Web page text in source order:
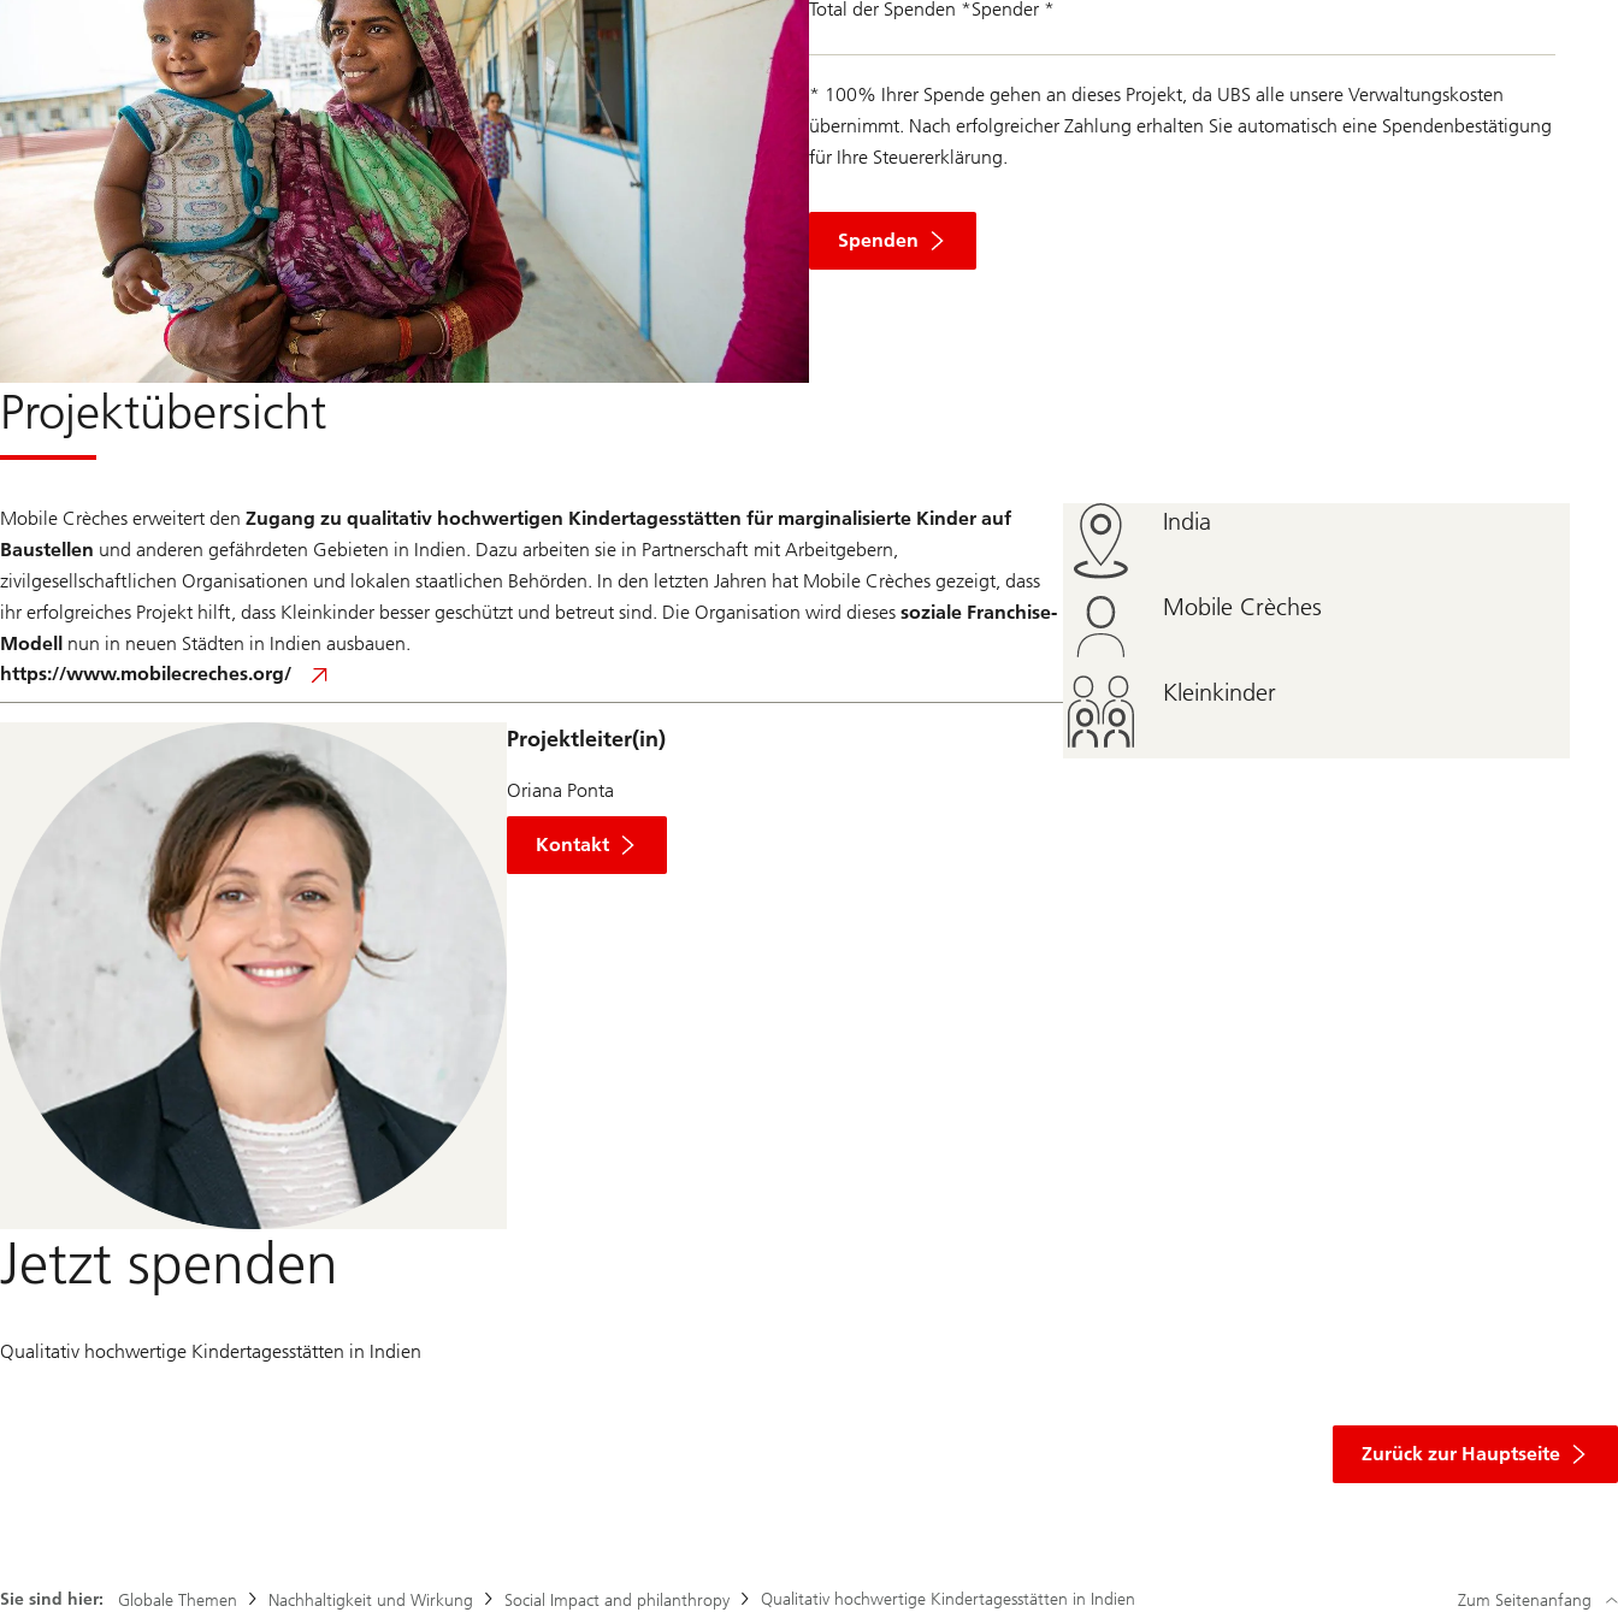
Total der Spenden *Spender *
* 100% Ihrer Spende gehen an dieses Projekt, da UBS alle unsere Verwaltungskosten
übernimmt. Nach erfolgreicher Zahlung erhalten Sie automatisch eine Spendenbestätigung
für Ihre Steuererklärung.
Spenden
Projektübersicht
Mobile Crèches erweitert den Zugang zu qualitativ hochwertigen Kindertagesstätten für marginalisierte Kinder auf
Baustellen und anderen gefährdeten Gebieten in Indien. Dazu arbeiten sie in Partnerschaft mit Arbeitgebern,
zivilgesellschaftlichen Organisationen und lokalen staatlichen Behörden. In den letzten Jahren hat Mobile Crèches gezeigt, dass
ihr erfolgreiches Projekt hilft, dass Kleinkinder besser geschützt und betreut sind. Die Organisation wird dieses soziale Franchise-
Modell
nun in neuen Städten in Indien ausbauen.
https://www.mobilecreches.org/
Projektleiter(in)
Oriana Ponta
Kontakt
India
Mobile Crèches
Kleinkinder
Jetzt spenden
Qualitativ hochwertige Kindertagesstätten in Indien
Zurück zur Hauptseite
Spende
Sie sind hier: Globale Themen Nachhaltigkeit und Wirkung Social Impact and philanthropy Qualitativ hochwertige Kindertagesstätten in Indien Zum Seitenanfang